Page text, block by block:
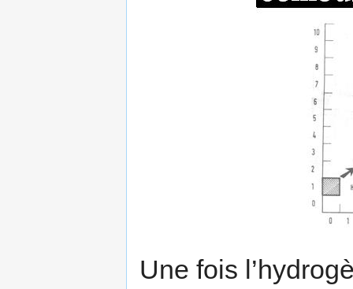
Une fois